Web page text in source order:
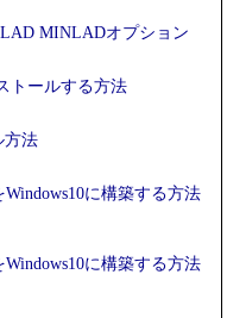
MINLADオプション
トールする方法
方法
に構築する方法
に構築する方法